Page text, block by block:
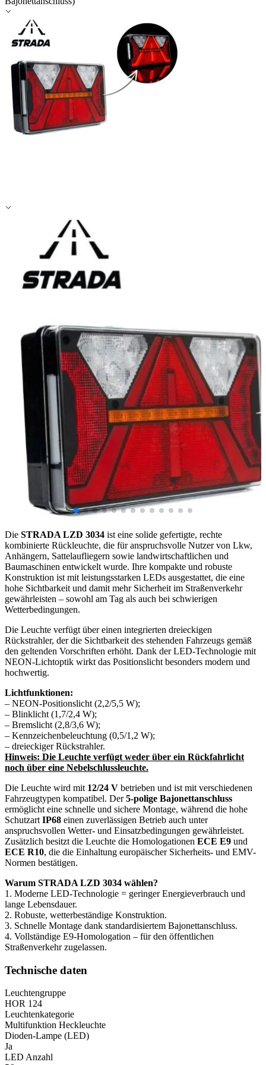
Die STRADA LZD 3034 ist eine solide gefertigte, rechte
kombinierte Rückleuchte, die für anspruchsvolle Nutzer von Lkw,
Anhängern, Sattelaufliegern sowie landwirtschaftlichen und
Baumaschinen entwickelt wurde. Ihre kompakte und robuste
Konstruktion ist mit leistungsstarken LEDs ausgestattet, die eine
hohe Sichtbarkeit und damit mehr Sicherheit im Straßenverkehr
gewährleisten – sowohl am Tag als auch bei schwierigen
Wetterbedingungen.
Die Leuchte verfügt über einen integrierten dreieckigen
Rückstrahler, der die Sichtbarkeit des stehenden Fahrzeugs gemäß
den geltenden Vorschriften erhöht. Dank der LED-Technologie mit
NEON-Lichtoptik wirkt das Positionslicht besonders modern und
hochwertig.
Lichtfunktionen:
– NEON-Positionslicht (2,2/5,5 W);
– Blinklicht (1,7/2,4 W);
– Bremslicht (2,8/3,6 W);
– Kennzeichenbeleuchtung (0,5/1,2 W);
– dreieckiger Rückstrahler.
Hinweis: Die Leuchte verfügt weder über ein Rückfahrlicht
noch über eine Nebelschlussleuchte.
Die Leuchte wird mit 12/24 V betrieben und ist mit verschiedenen
Fahrzeugtypen kompatibel. Der5-polige Bajonettanschluss
ermöglicht eine schnelle und sichere Montage, während die hohe
Schutzart IP68 einen zuverlässigen Betrieb auch unter
anspruchsvollen Wetter- und Einsatzbedingungen gewährleistet.
Zusätzlich besitzt die Leuchte die Homologationen ECE E9 und
ECE R10, die die Einhaltung europäischer Sicherheits- und EMV-
Normen bestätigen.
Warum STRADA LZD 3034 wählen?
1. Moderne LED-Technologie = geringer Energieverbrauch und
lange Lebensdauer.
2. Robuste, wetterbeständige Konstruktion.
3. Schnelle Montage dank standardisiertem Bajonettanschluss.
4. Vollständige E9-Homologation – für den öffentlichen
Straßenverkehr zugelassen.
Technische daten
Leuchtengruppe
HOR 124
Leuchtenkategorie
Multifunktion Heckleuchte
Dioden-Lampe (LED)
Ja
LED Anzahl
Meine Einstellungen speichern
Alle akzeptieren